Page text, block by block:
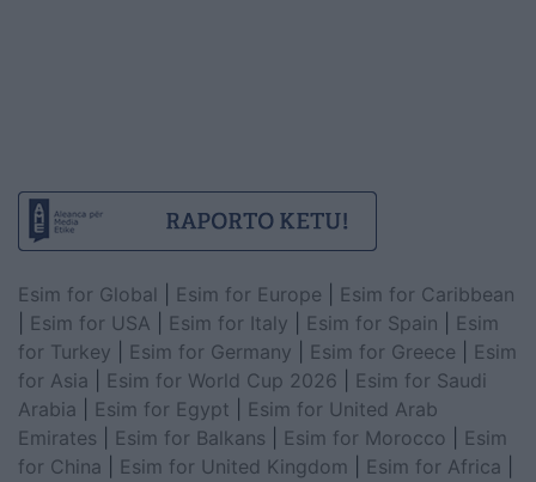
Esim for Global Esim for Europe
Esim for Caribbean
Esim for USA Esim for Italy Esim for Spain
Esim
for Turkey
Esim for Germany Esim for Greece
Esim
for Asia
Esim for World Cup 2026
Esim for Saudi
Arabia
Esim for Egypt
Esim for United Arab
Emirates
Esim for Balkans Esim for Morocco
Esim
for China
Esim for United Kingdom Esim for Africa